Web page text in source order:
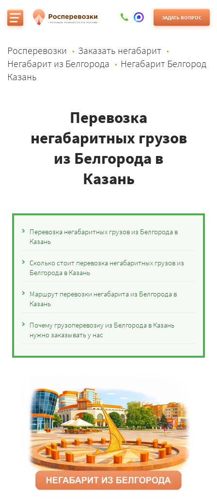
ЗАДАТЬ ВОПРОС
Росперевозки
Заказать негабарит
Негабарит из Белгорода
Негабарит Белгород
Казань
Перевозка
негабаритных грузов
из Белгорода в
Казань
Перевозка негабаритных грузов из Белгорода в
Казань
Сколько стоит перевозка негабаритных грузов из
Белгорода в Казань
Маршрут перевозки негабарита из Белгорода в
Казань
Почему грузоперевозку из Белгорода в Казань
нужно заказывать у нас